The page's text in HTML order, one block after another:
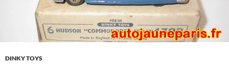
DINKY TOYS